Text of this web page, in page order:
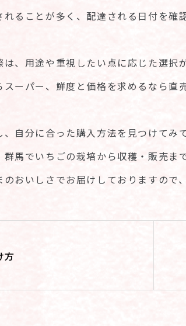
ることが多く、配達される日付を確
、用途や重視したい点に応じた選択
ーパー、鮮度と価格を求めるなら
自分に合った購入方法を見つけてみ
群馬でいちごの栽培から収穫・販売ま
おいしさでお届けしておりますので
方